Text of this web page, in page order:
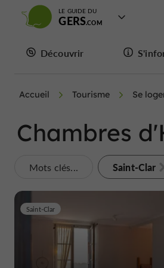
LE GUIDE DU
GERS
Découvrir
Accueil Tourisme Se
Chambres
Mots clés... Saint-Clar
Saint-Clar